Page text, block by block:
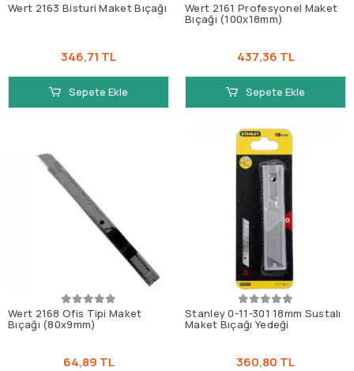
Wert 2163 Bisturi Maket Bıçağı
346,71 TL
Sepete Ekle
Wert 2161 Profesyonel Maket
Bıçağı (100x18mm)
437,36 TL
Sepete Ekle
Wert 2168 Ofis Tipi Maket
Bıçağı (80x9mm)
64,89 TL
Stanley 0-11-301 18mm Sustalı
Maket Bıçağı Yedeği
360,80 TL